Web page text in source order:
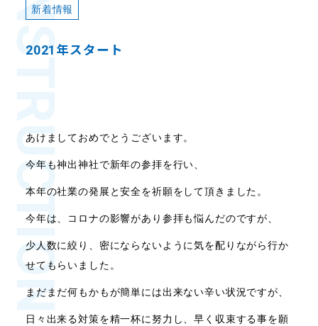
CONSTRUCTION
新着情報
2021年スタート
あけましておめでとうございます。
今年も神出神社で新年の参拝を行い、
本年の社業の発展と安全を祈願をして頂きました。
今年は、コロナの影響があり参拝も悩んだのですが、
少人数に絞り、密にならないように気を配りながら行か
せてもらいました。
まだまだ何もかもが簡単には出来ない辛い状況ですが、
日々出来る対策を精一杯に努力し、早く収束する事を願